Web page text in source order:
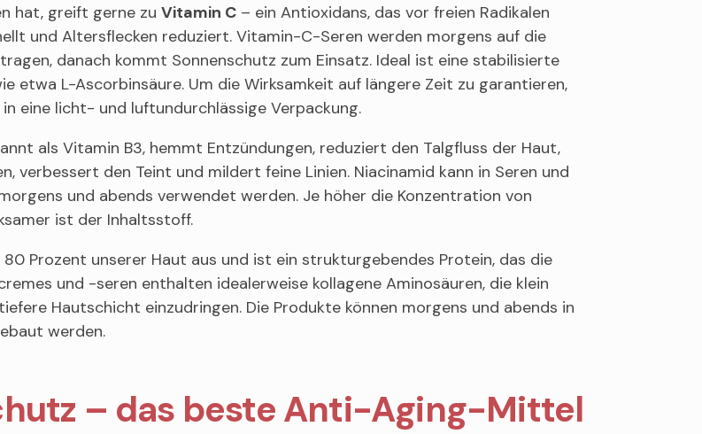
hat, greift gerne zu Vitamin C – ein Antioxidans, das vor freien Radikalen
und Altersflecken reduziert. Vitamin-C-Seren werden morgens auf die
danach kommt Sonnenschutz zum Einsatz. Ideal ist eine stabilisierte
etwa L-Ascorbinsäure. Um die Wirksamkeit auf längere Zeit zu garantieren,
eine licht- und luftundurchlässige Verpackung.
als Vitamin B3, hemmt Entzündungen, reduziert den Talgfluss der Haut,
verbessert den Teint und mildert feine Linien. Niacinamid kann in Seren und
und abends verwendet werden. Je höher die Konzentration von
ist der Inhaltsstoff.
Prozent unserer Haut aus und ist ein strukturgebendes Protein, das die
und -seren enthalten idealerweise kollagene Aminosäuren, die klein
Hautschicht einzudringen. Die Produkte können morgens und abends in
werden.
– das beste Anti-Aging-Mittel